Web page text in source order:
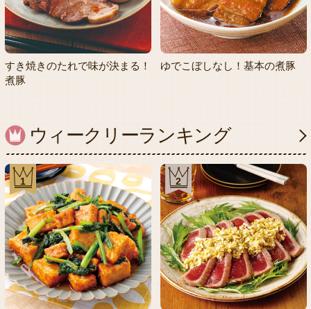
すき焼きのたれで味が決まる！
煮豚
ゆでこぼしなし！基本の煮豚
ウィークリーランキング
1 2